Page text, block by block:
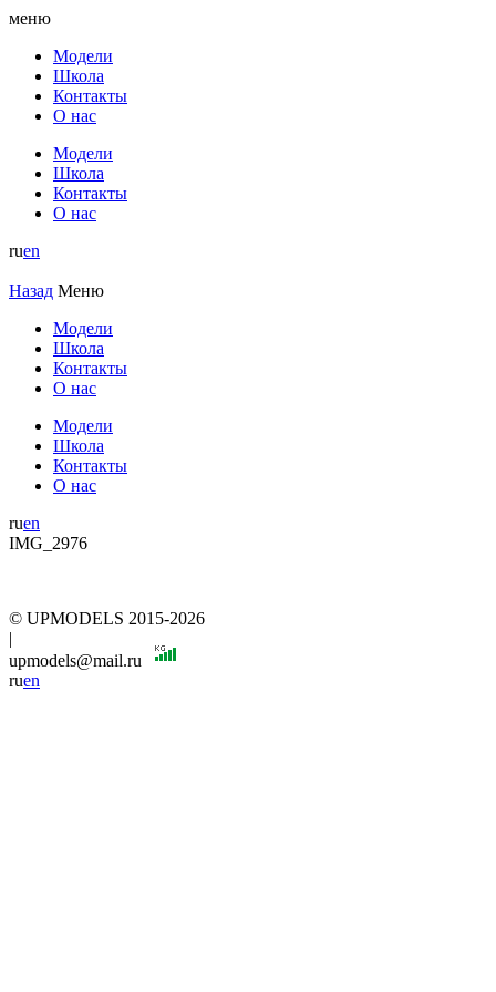
меню
Модели
Школа
Контакты
О нас
Модели
Школа
Контакты
О нас
ruen
Назад Меню
Модели
Школа
Контакты
О нас
Модели
Школа
Контакты
О нас
ruen
IMG_2976
© UPMODELS 2015-2026
|
upmodels@mail.ru
ruen